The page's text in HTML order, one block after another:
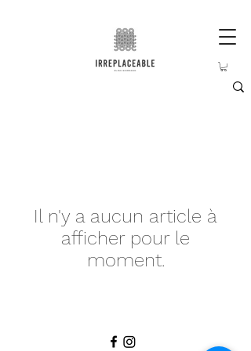
Il n'y a aucun article à
afficher pour le
moment.